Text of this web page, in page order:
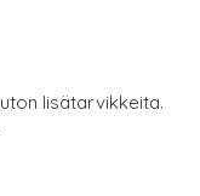
lisätarvikkeita.